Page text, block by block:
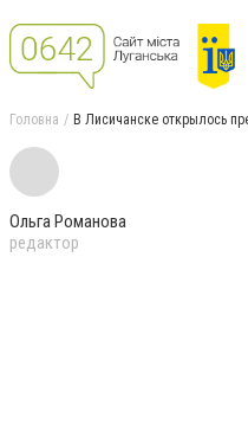
Головна В Лисичанске открылось
Ольга Романова
редактор